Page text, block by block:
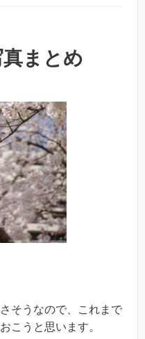
まとめ
そうなので、これまで
こうと思います。